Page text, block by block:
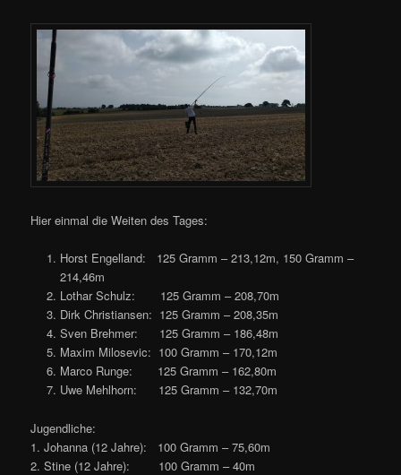
Hier einmal die Weiten des Tages:
Horst Engelland: 125 Gramm – 213,12m, 150 Gramm –
214,46m
Lothar Schulz: 125 Gramm – 208,70m
Dirk Christiansen: 125 Gramm – 208,35m
Sven Brehmer: 125 Gramm – 186,48m
Maxim Milosevic: 100 Gramm – 170,12m
Marco Runge: 125 Gramm – 162,80m
Uwe Mehlhorn: 125 Gramm – 132,70m
Jugendliche:
1. Johanna (12 Jahre): 100 Gramm – 75,60m
2. Stine (12 Jahre): 100 Gramm – 40m